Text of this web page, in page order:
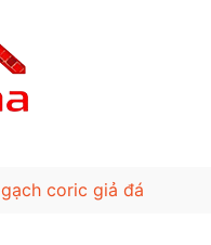
gạch coric giả đá